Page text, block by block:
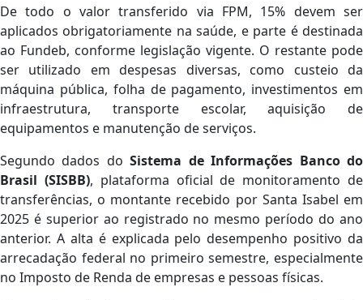
De todo o valor transferido via FPM, 15% devem ser
aplicados obrigatoriamente na saúde, e parte é destinada
ao Fundeb, conforme legislação vigente. O restante pode
ser utilizado em despesas diversas, como custeio da
máquina pública, folha de pagamento, investimentos em
infraestrutura, transporte escolar, aquisição de
equipamentos e manutenção de serviços.
Segundo dados doSistema de Informações Banco do
Brasil (SISBB), plataforma oficial de monitoramento de
transferências, o montante recebido por Santa Isabel em
2025 é superior ao registrado no mesmo período do ano
anterior. A alta é explicada pelo desempenho positivo da
arrecadação federal no primeiro semestre, especialmente
no Imposto de Renda de empresas e pessoas físicas.